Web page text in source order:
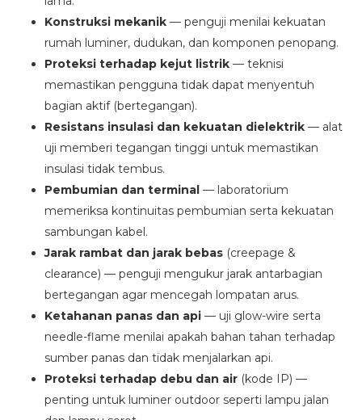
Konstruksi mekanik — penguji menilai kekuatan
rumah luminer, dudukan, dan komponen penopang.
Proteksi terhadap kejut listrik — teknisi
memastikan pengguna tidak dapat menyentuh
bagian aktif (bertegangan).
Resistans insulasi dan kekuatan dielektrik — alat
uji memberi tegangan tinggi untuk memastikan
insulasi tidak tembus.
Pembumian dan terminal — laboratorium
memeriksa kontinuitas pembumian serta kekuatan
sambungan kabel.
Jarak rambat dan jarak bebas (creepage &
clearance) — penguji mengukur jarak antarbagian
bertegangan agar mencegah lompatan arus.
Ketahanan panas dan api — uji glow-wire serta
needle-flame menilai apakah bahan tahan terhadap
sumber panas dan tidak menjalarkan api.
Proteksi terhadap debu dan air (kode IP) —
penting untuk luminer outdoor seperti lampu jalan